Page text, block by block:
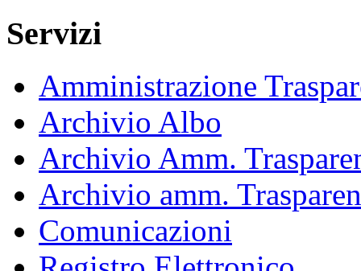
Servizi
Amministrazione
Archivio Albo
Archivio Amm.
Archivio amm.
Comunicazioni